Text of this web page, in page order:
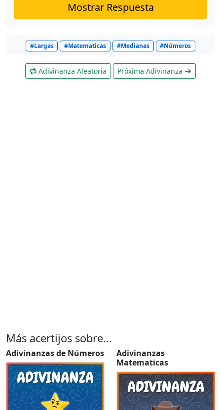
Mostrar Respuesta
#Largas #Matematicas #Medianas #Números
Adivinanza Aleatoria Próxima Adivinanza
Más acertijos sobre...
Adivinanzas de Números
Adivinanzas
Matematicas